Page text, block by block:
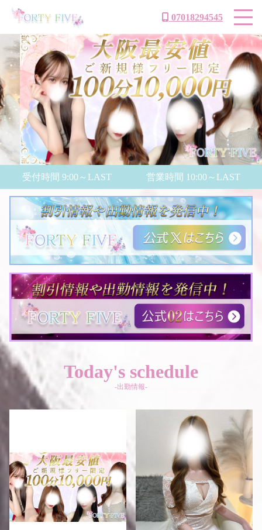
07018294545
受付時間 9:00～LAST 営業時間 10:00～LAST
Today's schedule
-出勤情報-